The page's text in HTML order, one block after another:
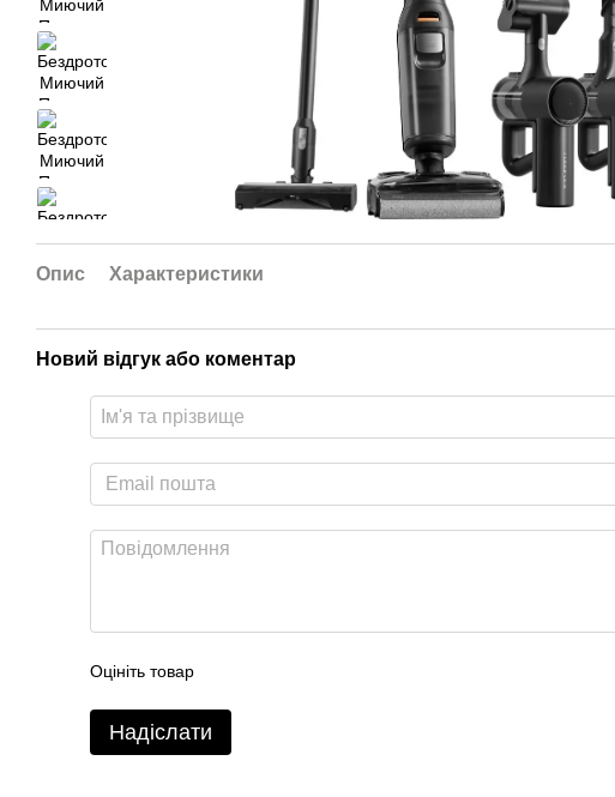
Опис Характеристики
Новий відгук або коментар
Оцініть товар
Надіслати